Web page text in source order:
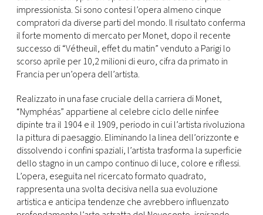
CONSIGLIA
impressionista. Si sono contesi l’opera almeno cinque
compratori da diverse parti del mondo. Il risultato conferma
il forte momento di mercato per Monet, dopo il recente
successo di “Vétheuil, effet du matin” venduto a Parigi lo
scorso aprile per 10,2 milioni di euro, cifra da primato in
Francia per un’opera dell’artista.
Realizzato in una fase cruciale della carriera di Monet,
“Nymphéas” appartiene al celebre ciclo delle ninfee
dipinte tra il 1904 e il 1909, periodo in cui l’artista rivoluziona
la pittura di paesaggio. Eliminando la linea dell’orizzonte e
dissolvendo i confini spaziali, l’artista trasforma la superficie
dello stagno in un campo continuo di luce, colore e riflessi.
L’opera, eseguita nel ricercato formato quadrato,
rappresenta una svolta decisiva nella sua evoluzione
artistica e anticipa tendenze che avrebbero influenzato